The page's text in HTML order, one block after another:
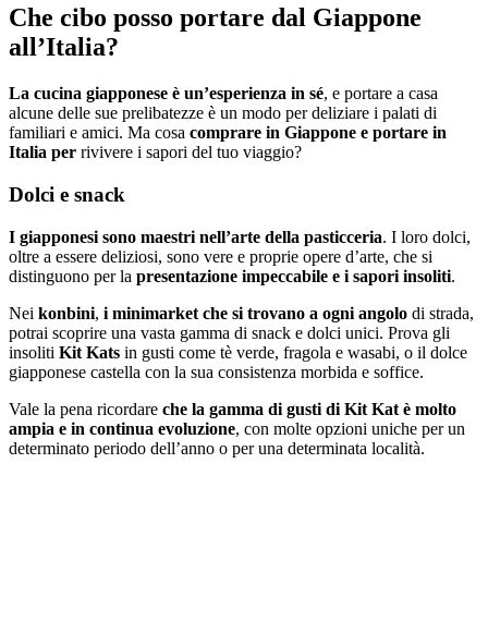
Che cibo posso portare dal Giappone
all’Italia?
La cucina giapponese è un’esperienza in sé, e portare a casa
alcune delle sue prelibatezze è un modo per deliziare i palati di
familiari e amici. Ma cosa comprare in Giappone e portare in
Italia per rivivere i sapori del tuo viaggio?
Dolci e snack
I giapponesi sono maestri nell’arte della pasticceria. I loro dolci,
oltre a essere deliziosi, sono vere e proprie opere d’arte, che si
distinguono per la presentazione impeccabile e i sapori insoliti.
Nei konbini, i minimarket che si trovano a ogni angolo di strada,
potrai scoprire una vasta gamma di snack e dolci unici. Prova gli
insoliti Kit Kats in gusti come tè verde, fragola e wasabi, o il dolce
giapponese castella con la sua consistenza morbida e soffice.
Vale la pena ricordare che la gamma di gusti di Kit Kat è molto
ampia e in continua evoluzione, con molte opzioni uniche per un
determinato periodo dell’anno o per una determinata località.